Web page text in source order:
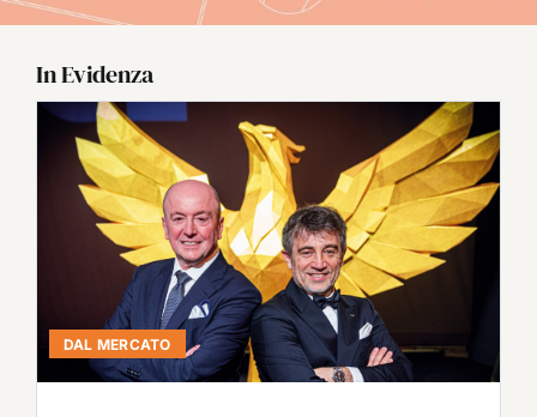
In Evidenza
DAL MERCATO